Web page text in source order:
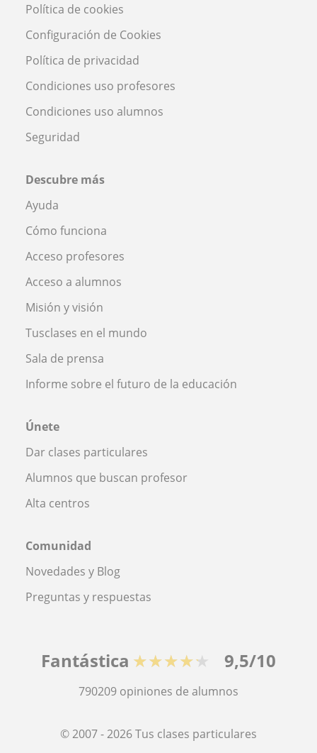
Política de cookies
Configuración de Cookies
Política de privacidad
Condiciones uso profesores
Condiciones uso alumnos
Seguridad
Descubre más
Ayuda
Cómo funciona
Acceso profesores
Acceso a alumnos
Misión y visión
Tusclases en el mundo
Sala de prensa
Informe sobre el futuro de la educación
Únete
Dar clases particulares
Alumnos que buscan profesor
Alta centros
Comunidad
Novedades y Blog
Preguntas y respuestas
Fantástica ★★★★★ 9,5/10
790209 opiniones de alumnos
© 2007 - 2026 Tus clases particulares